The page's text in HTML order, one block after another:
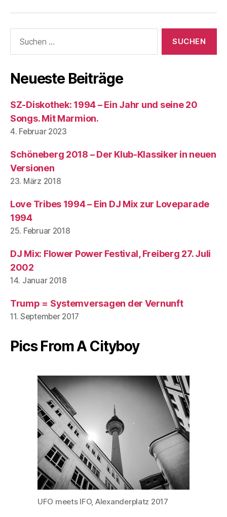
nach:
Neueste Beiträge
SZ-Diskothek: 1994 – Ein Jahr und seine 20
Songs. Mit Marmion.
4. Februar 2023
Schöneberg 2018 – Der Klub-Klassiker in neuen
Versionen
23. März 2018
Love Tribes 1994 – Ein DJ Mix zur Loveparade
1994
25. Februar 2018
DJ Mix: Flower Power Festival, Freiberg 27. Juli
2002
14. Januar 2018
Trump = Systemversagen der Vernunft
11. September 2017
Pics From A Cityboy
UFO meets IFO, Alexanderplatz 2017